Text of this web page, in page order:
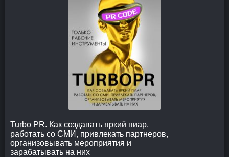
Turbo PR. Как создавать яркий пиар,
работать со СМИ, привлекать партнеров,
организовывать мероприятия и
зарабатывать на них